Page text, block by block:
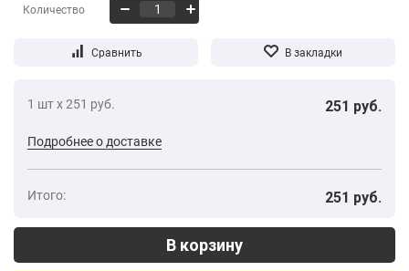
Количество
1 шт х 251 руб. 251 руб.
Подробнее о доставке
Итого: 251 руб.